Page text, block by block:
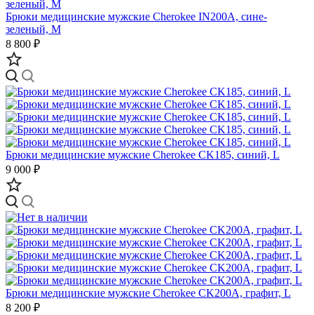
Брюки медицинские мужские Cherokee IN200A, сине-
зеленый, M
8 800 ₽
Брюки медицинские мужские Cherokee CK185, синий, L
9 000 ₽
Брюки медицинские мужские Cherokee CK200A, графит, L
8 200 ₽